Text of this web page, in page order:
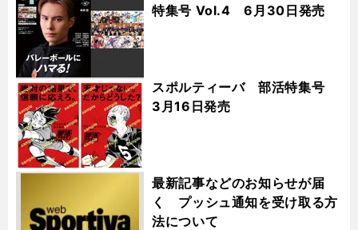
特集号 Vol.4 6月30日発売
スポルティーバ 部活特集号
3月16日発売
最新記事などのお知らせが届
く プッシュ通知を受け取る方
法について